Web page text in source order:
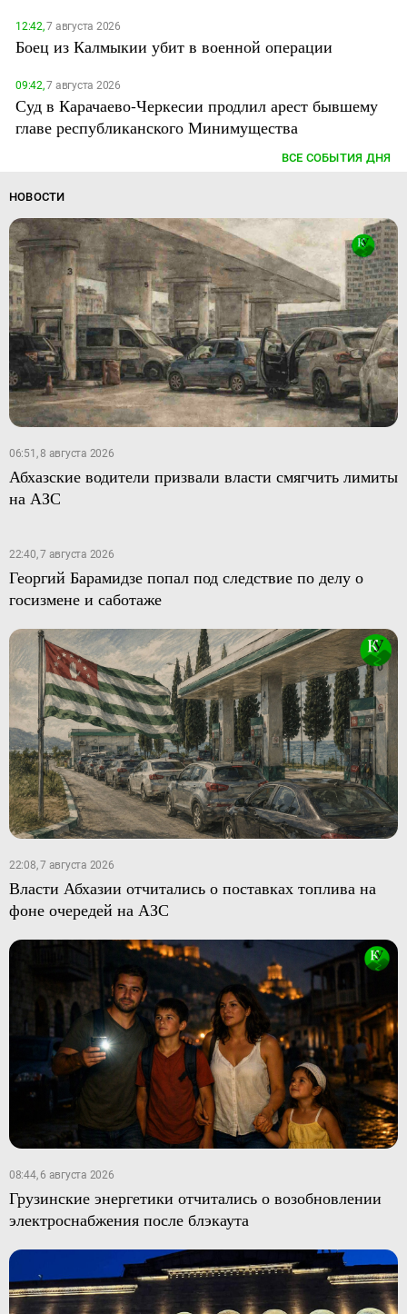
12:42,7 августа 2026
Боец из Калмыкии убит в военной операции
09:42,7 августа 2026
Суд в Карачаево-Черкесии продлил арест бывшему
главе республиканского Минимущества
ВСЕ СОБЫТИЯ ДНЯ
НОВОСТИ
06:51, 8 августа 2026
Абхазские водители призвали власти смягчить лимиты
на АЗС
22:40, 7 августа 2026
Георгий Барамидзе попал под следствие по делу о
госизмене и саботаже
22:08, 7 августа 2026
Власти Абхазии отчитались о поставках топлива на
фоне очередей на АЗС
08:44, 6 августа 2026
Грузинские энергетики отчитались о возобновлении
электроснабжения после блэкаута